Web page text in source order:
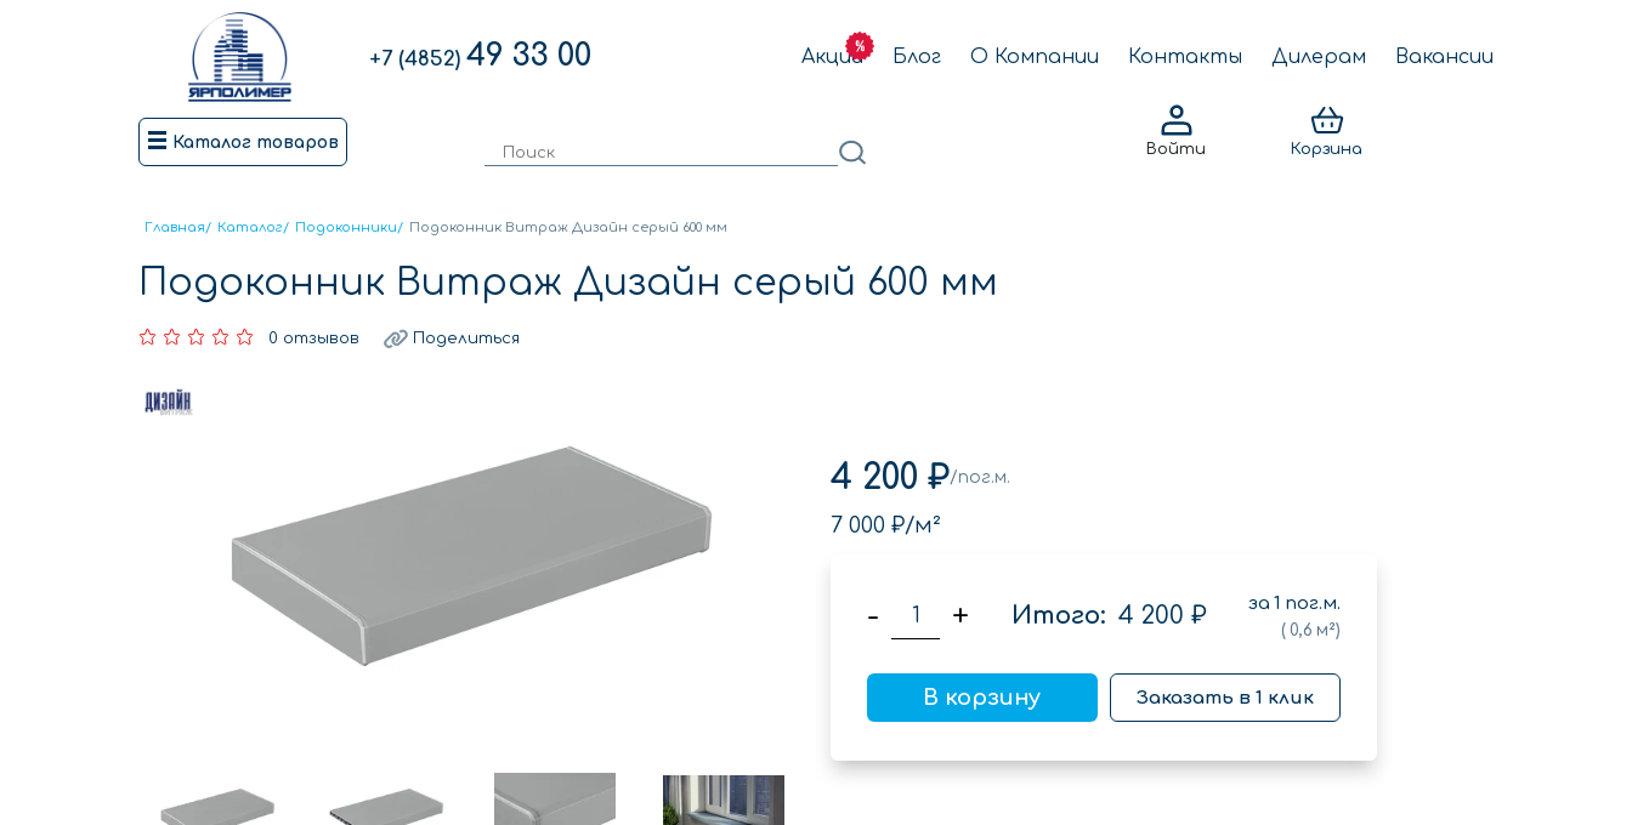
+7 (4852) 49 33 00 Акции Блог О Компании Контакты Дилерам Вакансии
Каталог товаров Войти Корзина
Главная/ Каталог/ Подоконники/ Подоконник Витраж Дизайн серый 600 мм
Подоконник Витраж Дизайн серый 600 мм
0 отзывов Поделиться
4 200 ₽/пог.м.
7 000 ₽/м²
- + Итого: 4 200 ₽ за 1 пог.м.
( 0,6 м²)
В корзину Заказать в 1 клик